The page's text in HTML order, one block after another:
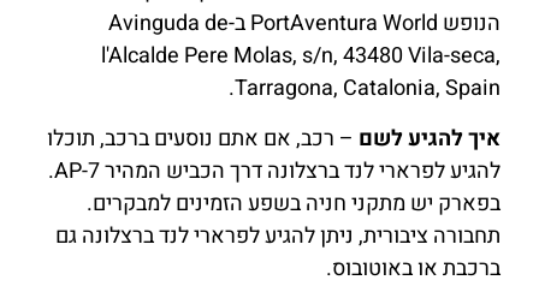
הנופש PortAventura World ב-Avinguda de
l'Alcalde Pere Molas, s/n, 43480 Vila-seca,
Tarragona, Catalonia, Spain.
איך להגיע לשם – רכב, אם אתם נוסעים ברכב, תוכלו
להגיע לפרארי לנד ברצלונה דרך הכביש המהיר AP-7.
בפארק יש מתקני חניה בשפע הזמינים למבקרים.
תחבורה ציבורית, ניתן להגיע לפרארי לנד ברצלונה גם
ברכבת או באוטובוס.